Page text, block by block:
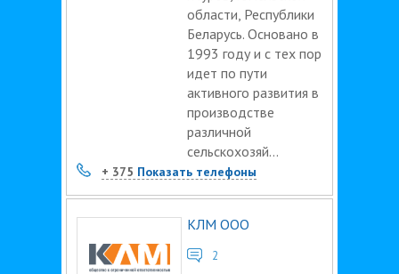
области, Республики
Беларусь. Основано в
1993 году и с тех пор
идет по пути
активного развития в
производстве
различной
сельскохозяй...
+ 375 Показать телефоны
КЛМ ООО
2